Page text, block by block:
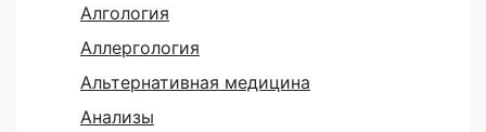
Алгология
Аллергология
Альтернативная медицина
Анализы